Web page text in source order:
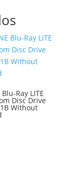
Ray LITE
Disc Drive
Without